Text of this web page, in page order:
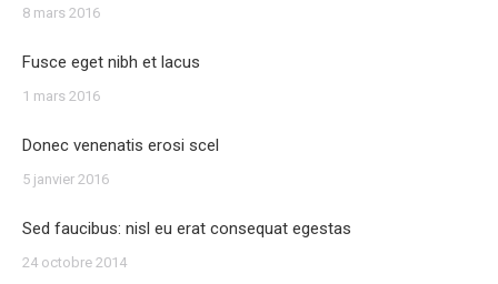
8 mars 2016
Fusce eget nibh et lacus
1 mars 2016
Donec venenatis erosi scel
5 janvier 2016
Sed faucibus: nisl eu erat consequat egestas
24 octobre 2014